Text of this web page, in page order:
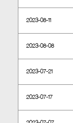
2023-08-11
2023-08-08
2023-07-21
2023-07-17